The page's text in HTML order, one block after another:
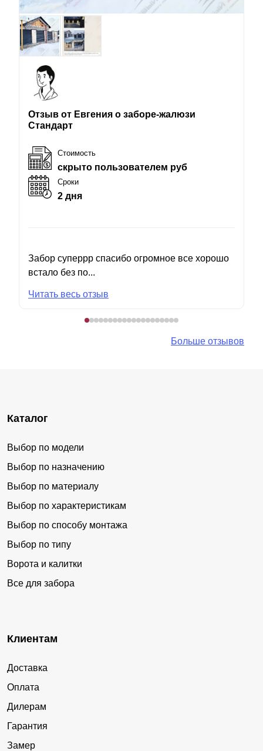
Отзыв от Евгения о заборе-жалюзи
Стандарт
Стоимость
скрыто пользователем руб
Сроки
2 дня
Забор суперрр спасибо огромное все хорошо
встало без по...
Читать весь отзыв
Больше отзывов
Каталог
Выбор по модели
Выбор по назначению
Выбор по материалу
Выбор по характеристикам
Выбор по способу монтажа
Выбор по типу
Ворота и калитки
Все для забора
Клиентам
Доставка
Оплата
Дилерам
Гарантия
Замер